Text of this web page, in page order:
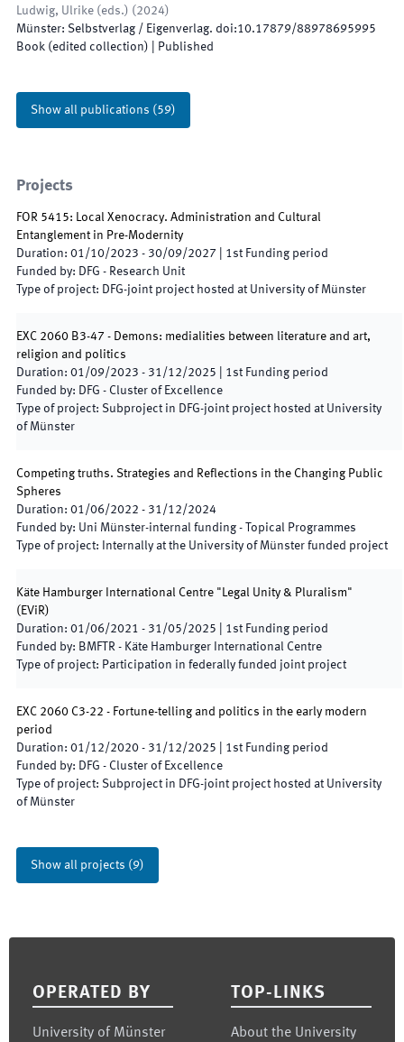
Ludwig, Ulrike ( eds.) ( 2024)
Münster: Selbstverlag / Eigenverlag. doi:10.17879/88978695995
Book (edited collection)
Published
Show all publications (59)
Projects
FOR 5415: Local Xenocracy. Administration and Cultural
Entanglement in Pre-Modernity
Duration: 01/10/2023 - 30/09/2027 1st Funding period
Funded by: DFG - Research Unit
Type of project: DFG-joint project hosted at University of Münster
EXC 2060 B3-47 - Demons: medialities between literature and art,
religion and politics
Duration: 01/09/2023 - 31/12/2025 1st Funding period
Funded by: DFG - Cluster of Excellence
Type of project: Subproject in DFG-joint project hosted at University
of Münster
Competing truths. Strategies and Reflections in the Changing Public
Spheres
Duration: 01/06/2022 - 31/12/2024
Funded by: Uni Münster-internal funding - Topical Programmes
Type of project: Internally at the University of Münster funded project
Käte Hamburger International Centre "Legal Unity & Pluralism"
( EViR)
Duration: 01/06/2021 - 31/05/2025 1st Funding period
Funded by: BMFTR - Käte Hamburger International Centre
Type of project: Participation in federally funded joint project
EXC 2060 C3-22 - Fortune-telling and politics in the early modern
period
Duration: 01/12/2020 - 31/12/2025 1st Funding period
Funded by: DFG - Cluster of Excellence
Type of project: Subproject in DFG-joint project hosted at University
of Münster
Show all projects (9)
OPERATED BY
University of Münster
TOP-LINKS
About the University